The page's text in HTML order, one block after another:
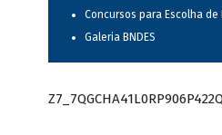
Concursos para Escolha
Galeria BNDES